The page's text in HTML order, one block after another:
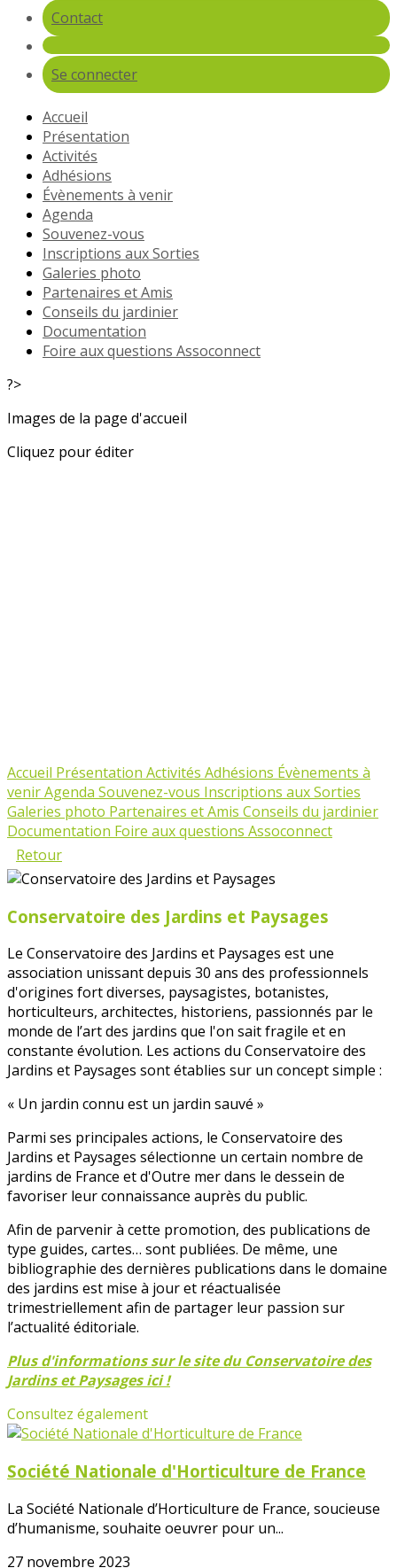
Contact
Se connecter
Accueil
Présentation
Activités
Adhésions
Évènements à venir
Agenda
Souvenez-vous
Inscriptions aux Sorties
Galeries photo
Partenaires et Amis
Conseils du jardinier
Documentation
Foire aux questions Assoconnect
?>
Images de la page d'accueil
Cliquez pour éditer
Accueil Présentation Activités Adhésions Évènements à
venirAgenda Souvenez-vous Inscriptions aux Sorties
Galeries photo Partenaires et Amis Conseils du jardinier
Documentation Foire aux questions Assoconnect
Retour
Conservatoire des Jardins et Paysages
Le Conservatoire des Jardins et Paysages est une
association unissant depuis 30 ans des professionnels
d'origines fort diverses, paysagistes, botanistes,
horticulteurs, architectes, historiens, passionnés par le
monde de l’art des jardins que l'on sait fragile et en
constante évolution. Les actions du Conservatoire des
Jardins et Paysages sont établies sur un concept simple :
« Un jardin connu est un jardin sauvé »
Parmi ses principales actions, le Conservatoire des
Jardins et Paysages sélectionne un certain nombre de
jardins de France et d'Outre mer dans le dessein de
favoriser leur connaissance auprès du public.
Afin de parvenir à cette promotion, des publications de
type guides, cartes… sont publiées. De même, une
bibliographie des dernières publications dans le domaine
des jardins est mise à jour et réactualisée
trimestriellement afin de partager leur passion sur
l’actualité éditoriale.
Plus d'informations sur le site du Conservatoire des
Jardins et Paysages ici !
Consultez également
Société Nationale d'Horticulture de France
La Société Nationale d’Horticulture de France, soucieuse
d’humanisme, souhaite oeuvrer pour un...
27 novembre 2023